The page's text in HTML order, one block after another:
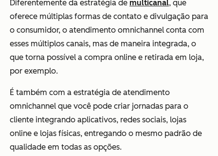
Diferentemente da estratégia de multicanal, que
oferece múltiplas formas de contato e divulgação para
o consumidor, o atendimento omnichannel conta com
esses múltiplos canais, mas de maneira integrada, o
que torna possível a compra online e retirada em loja,
por exemplo.
É também com a estratégia de atendimento
omnichannel que você pode criar jornadas para o
cliente integrando aplicativos, redes sociais, lojas
online e lojas físicas, entregando o mesmo padrão de
qualidade em todas as opções.